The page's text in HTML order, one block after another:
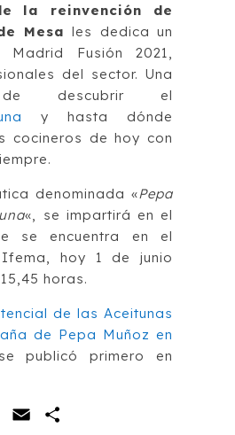
la reinvención de
Mesa les dedica un
Madrid Fusión 2021,
del sector. Una
de descubrir el
y hasta dónde
cocineros de hoy con
denominada «Pepa
«, se impartirá en el
se encuentra en el
hoy 1 de junio
horas.
de las Aceitunas
de Pepa Muñoz en
publicó primero en
WhatsApp
Email